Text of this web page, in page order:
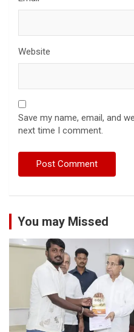
Website
Save my name, email, and
next time I comment.
You may Missed